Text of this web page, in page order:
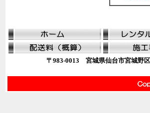
〒983-0013 宮城県仙台市宮城野